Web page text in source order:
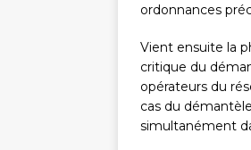
ordonnances
Vient ensuite la
critique du
opérateurs du
cas du
simultanément